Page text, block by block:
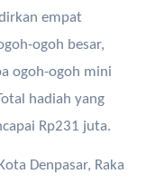
empat
ogoh besar,
ogoh-ogoh mini
hadiah yang
Rp231 juta.
Denpasar, Raka